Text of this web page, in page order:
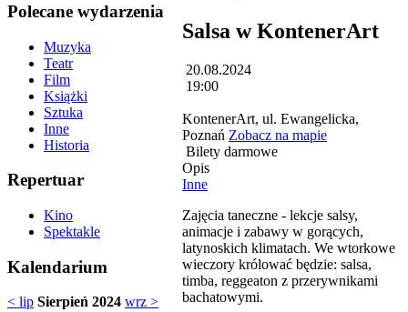
Polecane wydarzenia
Muzyka
Teatr
Film
Książki
Sztuka
Inne
Historia
Repertuar
Kino
Spektakle
Kalendarium
< lip Sierpień 2024 wrz >
Salsa w KontenerArt
20.08.2024
19:00
KontenerArt, ul. Ewangelicka,
Poznań Zobacz na mapie
Bilety darmowe
Opis
Inne
Zajęcia taneczne - lekcje salsy,
animacje i zabawy w gorących,
latynoskich klimatach. We wtorkowe
wieczory królować będzie: salsa,
timba, reggeaton z przerywnikami
bachatowymi.